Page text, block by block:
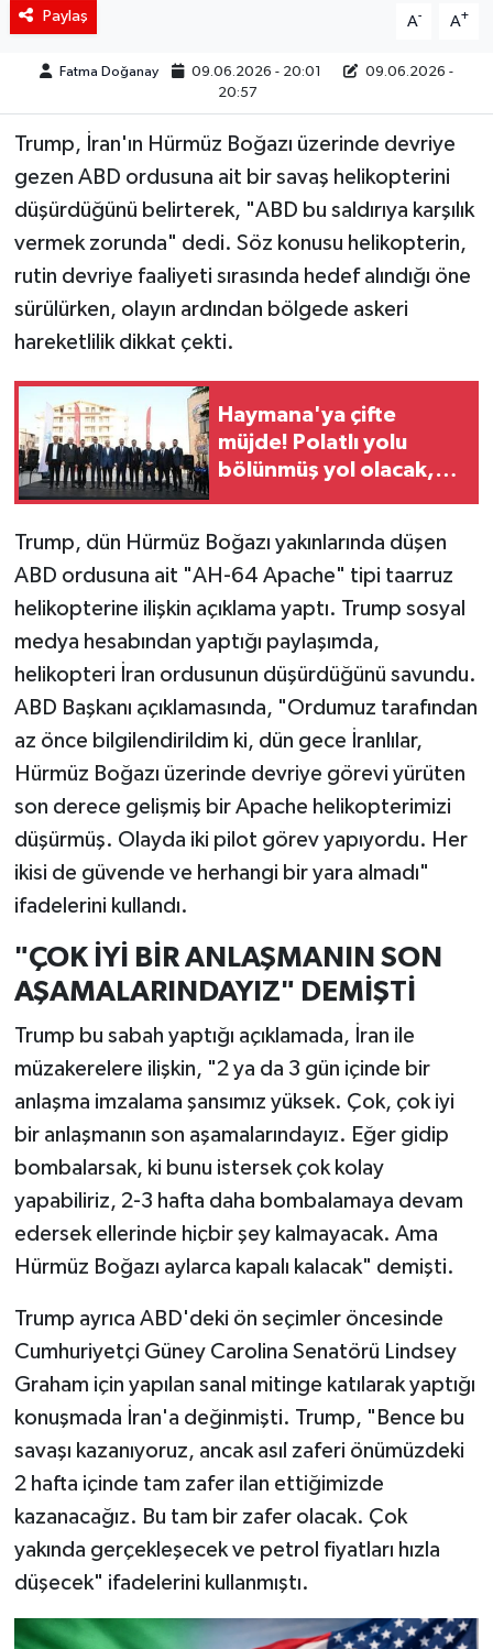
Paylaş A- A+
Fatma Doğanay 09.06.2026 - 20:01
09.06.2026 -
20:57
Trump, İran'ın Hürmüz Boğazı üzerinde devriye
gezen ABD ordusuna ait bir savaş helikopterini
düşürdüğünü belirterek, "ABD bu saldırıya karşılık
vermek zorunda" dedi. Söz konusu helikopterin,
rutin devriye faaliyeti sırasında hedef alındığı öne
sürülürken, olayın ardından bölgede askeri
hareketlilik dikkat çekti.
Haymana'ya çifte
müjde! Polatlı yolu
bölünmüş yol olacak,
Trump, dün Hürmüz Boğazı yakınlarında düşen
ABD ordusuna ait "AH-64 Apache" tipi taarruz
helikopterine ilişkin açıklama yaptı. Trump sosyal
medya hesabından yaptığı paylaşımda,
helikopteri İran ordusunun düşürdüğünü savundu.
ABD Başkanı açıklamasında, "Ordumuz tarafından
az önce bilgilendirildim ki, dün gece İranlılar,
Hürmüz Boğazı üzerinde devriye görevi yürüten
son derece gelişmiş bir Apache helikopterimizi
düşürmüş. Olayda iki pilot görev yapıyordu. Her
ikisi de güvende ve herhangi bir yara almadı"
ifadelerini kullandı.
"ÇOK İYİ BİR ANLAŞMANIN SON
AŞAMALARINDAYIZ" DEMİŞTİ
Trump bu sabah yaptığı açıklamada, İran ile
müzakerelere ilişkin, "2 ya da 3 gün içinde bir
anlaşma imzalama şansımız yüksek. Çok, çok iyi
bir anlaşmanın son aşamalarındayız. Eğer gidip
bombalarsak, ki bunu istersek çok kolay
yapabiliriz, 2-3 hafta daha bombalamaya devam
edersek ellerinde hiçbir şey kalmayacak. Ama
Hürmüz Boğazı aylarca kapalı kalacak" demişti.
Trump ayrıca ABD'deki ön seçimler öncesinde
Cumhuriyetçi Güney Carolina Senatörü Lindsey
Graham için yapılan sanal mitinge katılarak yaptığı
konuşmada İran'a değinmişti. Trump, "Bence bu
savaşı kazanıyoruz, ancak asıl zaferi önümüzdeki
2 hafta içinde tam zafer ilan ettiğimizde
kazanacağız. Bu tam bir zafer olacak. Çok
yakında gerçekleşecek ve petrol fiyatları hızla
düşecek" ifadelerini kullanmıştı.